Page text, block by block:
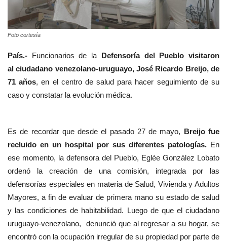
Foto cortesía
País.- Funcionarios de la Defensoría del Pueblo visitaron
alciudadano venezolano-uruguayo, José Ricardo Breijo, de
71 años, en el centro de salud para hacer seguimiento de su
caso y constatar la evolución médica.
Es de recordar que desde el pasado 27 de mayo, Breijo fue
recluido en un hospital por sus diferentes patologías. En
ese momento, la defensora del Pueblo, Eglée González Lobato
ordenó la creación de una comisión, integrada por las
defensorías especiales en materia de Salud, Vivienda y Adultos
Mayores, a fin de evaluar de primera mano su estado de salud
y las condiciones de habitabilidad. Luego de que el ciudadano
uruguayo-venezolano, denunció que al regresar a su hogar, se
encontró con la ocupación irregular de su propiedad por parte de